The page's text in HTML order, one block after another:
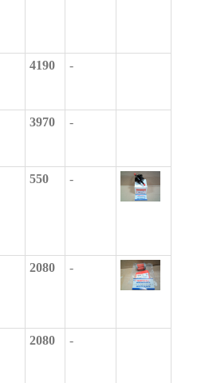
4190 -
3970 -
550 -
2080 -
2080 -